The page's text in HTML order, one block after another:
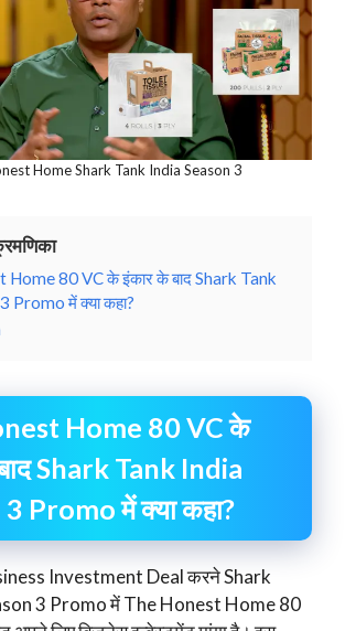
Home Shark Tank India Season 3
Home 80 VC के इंकार के बाद Shark Tank
Promo में क्या कहा?
Home 80 VC के
Shark Tank India
Promo में क्या कहा?
Investment Deal करने Shark
3 Promo में The Honest Home 80